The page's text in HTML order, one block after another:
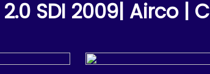
SDI 2009| Airco |